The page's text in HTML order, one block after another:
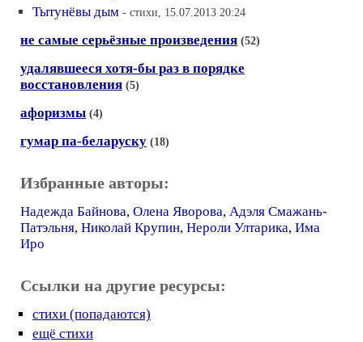
Тытунёвы дым - стихи, 15.07.2013 20:24
не самые серьёзные произведения (52)
удалявшееся хотя-бы раз в порядке
восстановления (5)
афоризмы (4)
гумар па-беларуску (18)
Избранные авторы:
Надежда Байнова, Олена Яворова, Адэля Смажань-
Патэльня, Николай Крупин, Нероли Ултарика, Има
Иро
Ссылки на другие ресурсы:
стихи (попадаются)
ещё стихи